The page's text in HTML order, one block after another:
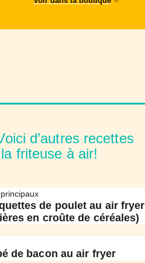
d’autres recettes
friteuse à air!
de poulet au air fryer
en croûte de céréales)
de bacon au air fryer